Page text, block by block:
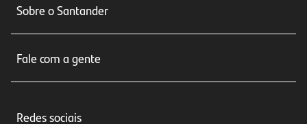
Seguros
Crédito e Financiamentos
Investimentos
Sobre o Santander
Fale com a gente
Redes sociais